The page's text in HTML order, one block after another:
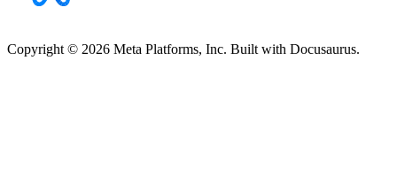
Copyright © 2026 Meta Platforms, Inc. Built with Docusaurus.